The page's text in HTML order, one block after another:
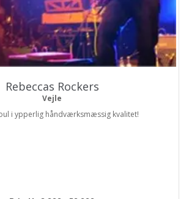
Rebeccas Rockers
Vejle
i ypperlig håndværksmæssig kvalitet!